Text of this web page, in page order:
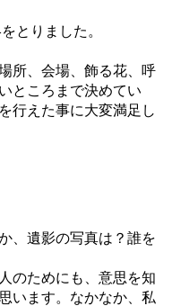
とりました。
所、会場、飾る花、呼
ところまで決めてい
行えた事に大変満足し
、遺影の写真は？誰を
のためにも、意思を知
います。なかなか、私